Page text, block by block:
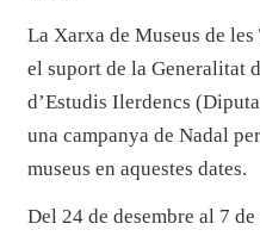
La Xarxa de Museus de
el suport de la Generalitat
d’Estudis Ilerdencs
una campanya de Nadal
museus en aquestes dates.
Del 24 de desembre al 7